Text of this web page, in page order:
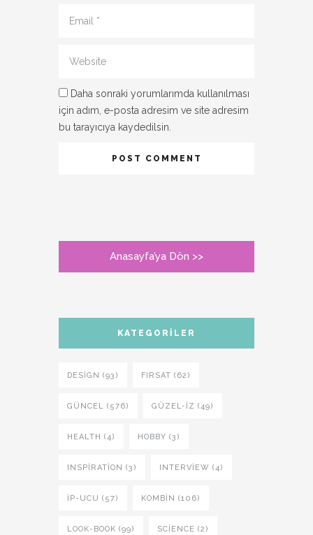
Email *
Website
Daha sonraki yorumlarımda kullanılması
için adım, e-posta adresim ve site adresim
bu tarayıcıya kaydedilsin.
Anasayfa’ya Dön >>
KATEGORILER
DESIGN (93) FIRSAT (62)
GÜNCEL (576) GÜZEL-IZ (49)
HEALTH (4) HOBBY (3)
INSPIRATION (3) INTERVIEW (4)
İP-UCU (57) KOMBIN (106)
LOOK-BOOK (99) SCIENCE (2)